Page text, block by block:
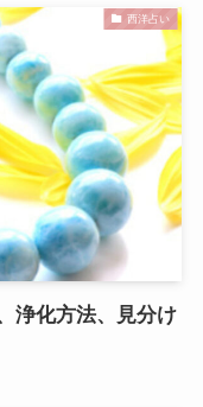
西洋占い
浄化方法、見分け